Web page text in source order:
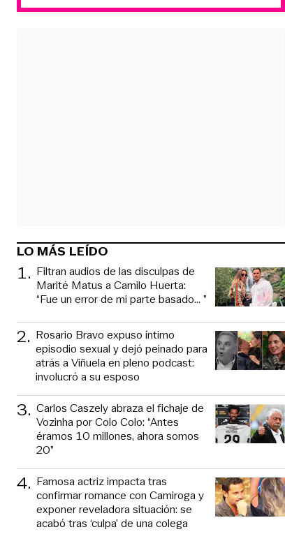
LO MÁS LEÍDO
1. Filtran audios de las disculpas de
Marité Matus a Camilo Huerta:
“Fue un error de mi parte basado... ”
2. Rosario Bravo expuso íntimo
episodio sexual y dejó peinado para
atrás a Viñuela en pleno podcast:
involucró a su esposo
3. Carlos Caszely abraza el fichaje de
Vozinha por Colo Colo: “Antes
éramos 10 millones, ahora somos
20”
4. Famosa actriz impacta tras
confirmar romance con Camiroga y
exponer reveladora situación: se
acabó tras ‘culpa’ de una colega